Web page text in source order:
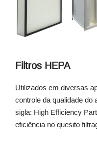
Filtros HEPA
Utilizados em diversas
controle da qualidade do
sigla: High Efficiency
eficiência no quesito